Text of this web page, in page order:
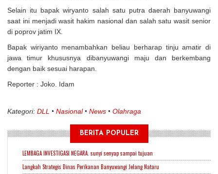
Selain itu bapak wiryanto salah satu putra daerah banyuwangi
saat ini menjadi wasit hakim nasional dan salah satu wasit senior
di poprov jatim IX.
Bapak wiriyanto menambahkan beliau berharap tinju amatir di
jawa timur khususnya dibanyuwangi maju dan berkembang
dengan baik sesuai harapan.
Reporter : Joko. Idam
Kategori: DLL Nasional News Olahraga
BERITA POPULER
LEMBAGA INVESTIGASI NEGARA. sunyi senyap sampai tujuan
Langkah Strategis Dinas Perikanan Banyuwangi Jelang Nataru